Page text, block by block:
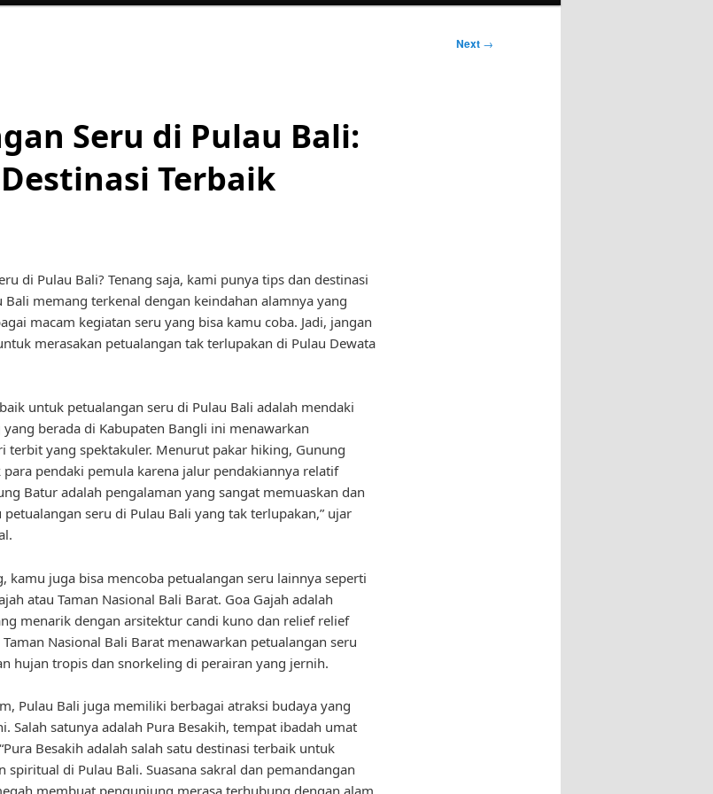
Next →
Seru di Pulau Bali:
Terbaik
di Pulau Bali? Tenang saja, kami punya tips dan destinasi
memang terkenal dengan keindahan alamnya yang
macam kegiatan seru yang bisa kamu coba. Jadi, jangan
merasakan petualangan tak terlupakan di Pulau Dewata
untuk petualangan seru di Pulau Bali adalah mendaki
berada di Kabupaten Bangli ini menawarkan
terbit yang spektakuler. Menurut pakar hiking, Gunung
pendaki pemula karena jalur pendakiannya relatif
Batur adalah pengalaman yang sangat memuaskan dan
seru di Pulau Bali yang tak terlupakan,” ujar
kamu juga bisa mencoba petualangan seru lainnya seperti
atau Taman Nasional Bali Barat. Goa Gajah adalah
menarik dengan arsitektur candi kuno dan relief relief
Nasional Bali Barat menawarkan petualangan seru
hujan tropis dan snorkeling di perairan yang jernih.
Pulau Bali juga memiliki berbagai atraksi budaya yang
Salah satunya adalah Pura Besakih, tempat ibadah umat
Besakih adalah salah satu destinasi terbaik untuk
spiritual di Pulau Bali. Suasana sakral dan pemandangan